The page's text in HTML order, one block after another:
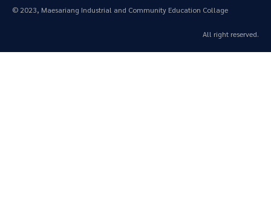
© 2023, Maesariang Industrial and Community Education Collage
All right reserved.